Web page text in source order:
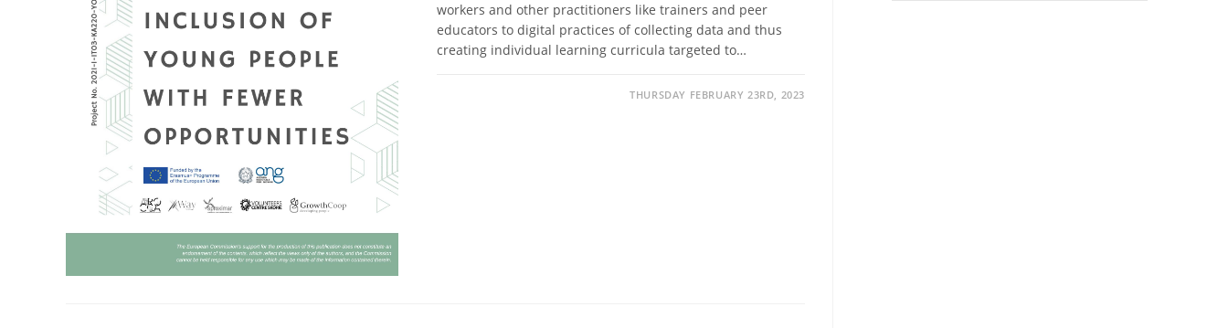
workers and other practitioners like trainers and peer
educators to digital practices of collecting data and thus
creating individual learning curricula targeted to…
THURSDAY FEBRUARY 23RD, 2023